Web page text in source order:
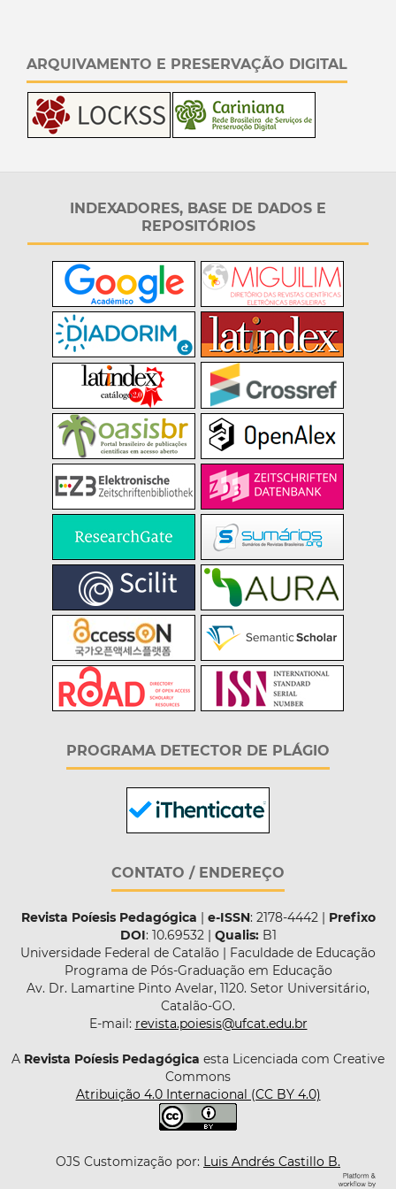
ARQUIVAMENTO E PRESERVAÇÃO DIGITAL
INDEXADORES, BASE DE DADOS E
REPOSITÓRIOS
PROGRAMA DETECTOR DE PLÁGIO
CONTATO / ENDEREÇO
Revista Poíesis Pedagógica | e-ISSN: 2178-4442 | Prefixo
DOI: 10.69532 | Qualis:B1
Universidade Federal de Catalão | Faculdade de Educação
Programa de Pós-Graduação em Educação
Av. Dr. Lamartine Pinto Avelar, 1120. Setor Universitário,
Catalão-GO.
E-mail: revista.poiesis@ufcat.edu.br
A Revista Poíesis Pedagógica esta Licenciada com Creative
Commons
Atribuição 4.0 Internacional (CC BY 4.0)
OJS Customização por: Luis Andrés Castillo B.